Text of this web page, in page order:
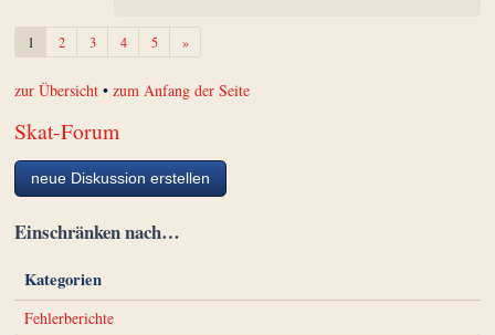
1 2 3 4 5 »Weiter
zur Übersicht •zum Anfang der Seite
Skat-Forum
neue Diskussion erstellen
Einschränken nach…
Kategorien
Fehlerberichte